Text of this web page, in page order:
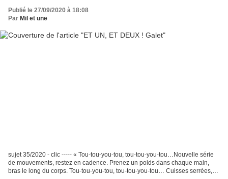
Publié le 27/09/2020 à 18:08
Par Mil et une
sujet 35/2020 - clic ----- « Tou-tou-you-tou, tou-tou-you-tou…Nouvelle série
de mouvements, restez en cadence. Prenez un poids dans chaque main,
bras le long du corps. Tou-tou-you-tou, tou-tou-you-tou… Cuisses serrées,